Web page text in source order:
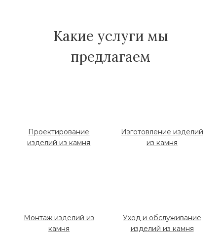
Какие услуги мы
предлагаем
Проектирование
изделий из камня
Изготовление изделий
из камня
Монтаж изделий из
камня
Уход и обслуживание
изделий из камня